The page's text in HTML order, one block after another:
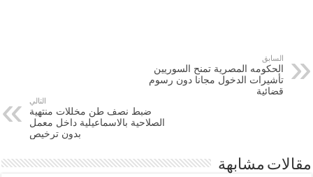
السابق
الحكومه المصرية تمنح السوريين
تأشيرات الدخول مجانا دون رسوم
قضائية
التالي
ضبط نصف طن مخللات منتهية
الصلاحية بالاسماعيلية داخل معمل
بدون ترخيص
مقالات مشابهة